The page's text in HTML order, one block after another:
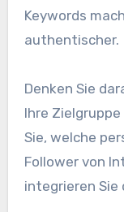
Keywords
authentischer.
Denken Sie
Ihre
Sie, welche
Follower von
integrieren Sie